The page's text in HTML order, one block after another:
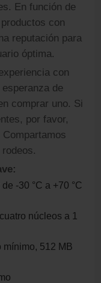
En función de
con
reputación para
óptima.
con
de
comprar uno. Si
por favor,
-30 °C a +70 °C
núcleos a 1
mínimo, 512 MB